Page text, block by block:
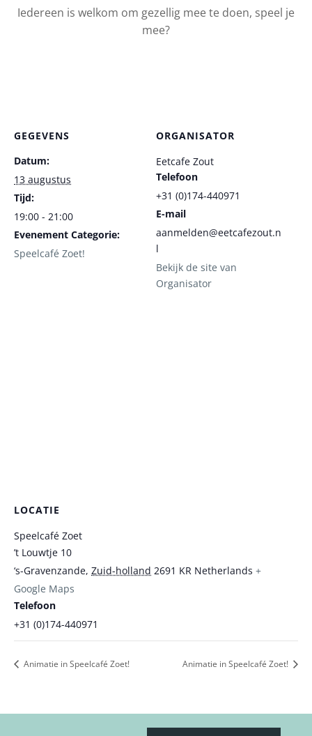
Iedereen is welkom om gezellig mee te doen, speel je
mee?
GEGEVENS
Datum:
13 augustus
Tijd:
19:00 - 21:00
Evenement Categorie:
Speelcafé Zoet!
ORGANISATOR
Eetcafe Zout
Telefoon
+31 (0)174-440971
E-mail
aanmelden@eetcafezout.n
l
Bekijk de site van
Organisator
LOCATIE
Speelcafé Zoet
’t Louwtje 10
‘s-Gravenzande, Zuid-holland 2691 KR Netherlands +
Google Maps
Telefoon
+31 (0)174-440971
Animatie in Speelcafé Zoet! Animatie in Speelcafé Zoet!